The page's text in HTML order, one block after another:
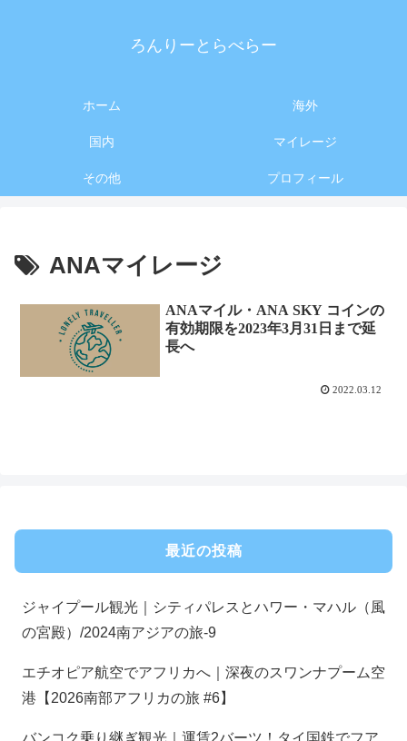
ろんりーとらべらー
ホーム 海外
国内 マイレージ
その他 プロフィール
ANAマイレージ
ANAマイル・ANA SKY コインの
有効期限を2023年3月31日まで延
長へ
2022.03.12
最近の投稿
ジャイプール観光｜シティパレスとハワー・マハル（風
の宮殿）/2024南アジアの旅-9
エチオピア航空でアフリカへ｜深夜のスワンナプーム空
港【2026南部アフリカの旅 #6】